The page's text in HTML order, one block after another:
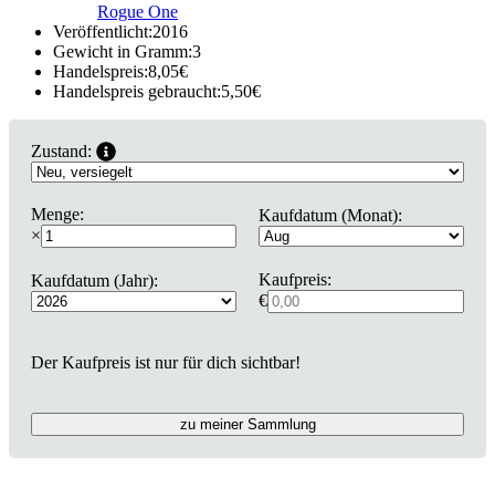
Rogue One
Veröffentlicht:2016
Gewicht in Gramm:3
Handelspreis:8,05€
Handelspreis gebraucht:5,50€
Zustand:
Menge:
×
Kaufdatum (Monat):
Kaufdatum (Jahr):
Kaufpreis:
€
Der Kaufpreis ist nur für dich sichtbar!
zu meiner Sammlung